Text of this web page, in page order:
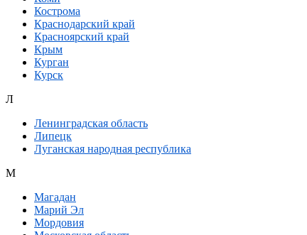
Кострома
Краснодарский край
Красноярский край
Крым
Курган
Курск
Л
Ленинградская область
Липецк
Луганская народная республика
М
Магадан
Марий Эл
Мордовия